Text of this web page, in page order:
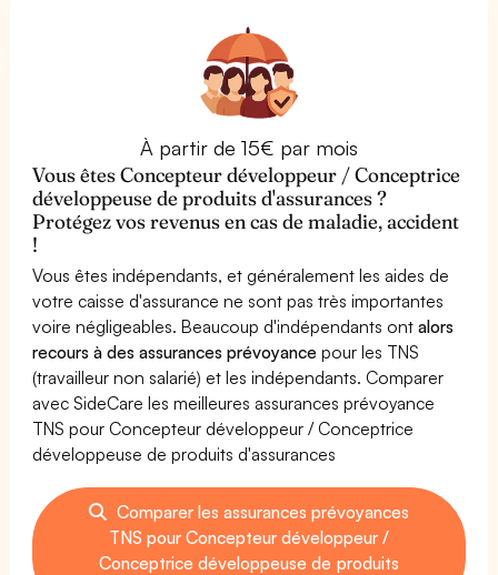
À partir de 15€ par mois
Vous êtes Concepteur développeur / Conceptrice
développeuse de produits d'assurances ?
Protégez vos revenus en cas de maladie, accident
!
Vous êtes indépendants, et généralement les aides de
votre caisse d'assurance ne sont pas très importantes
voire négligeables. Beaucoup d'indépendants ontalors
recours à des assurances prévoyance pour les TNS
(travailleur non salarié) et les indépendants. Comparer
avec SideCare les meilleures assurances prévoyance
TNS pour Concepteur développeur / Conceptrice
développeuse de produits d'assurances
Comparer les assurances prévoyances
TNS pour Concepteur développeur /
Conceptrice développeuse de produits